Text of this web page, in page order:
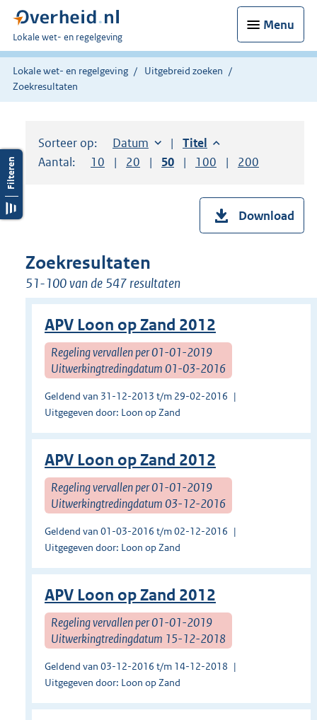
Menu
U
bent
hier:
Lokale wet- en regelgeving
Lokale wet- en regelgeving
Uitgebreid zoeken
Zoekresultaten
Sorteer op: Sorteer op:
Datum aflopendSorteer op:
Titel aflopend
Aantal:
Toon
10 resultaten per pagina
Toon
20 resultaten per pagina
Toon
50 resultaten per pagina
Toon
100 resultaten per
Toon
200
Download
Zoekresultaten
51-100 van de 547 resultaten
APV Loon op Zand 2012
Regeling vervallen per 01-01-2019
Uitwerkingtredingdatum 01-03-2016
Geldend van 31-12-2013 t/m 29-02-2016
Uitgegeven door: Loon op Zand
APV Loon op Zand 2012
Regeling vervallen per 01-01-2019
Uitwerkingtredingdatum 03-12-2016
Geldend van 01-03-2016 t/m 02-12-2016
Uitgegeven door: Loon op Zand
APV Loon op Zand 2012
Regeling vervallen per 01-01-2019
Uitwerkingtredingdatum 15-12-2018
Geldend van 03-12-2016 t/m 14-12-2018
Uitgegeven door: Loon op Zand